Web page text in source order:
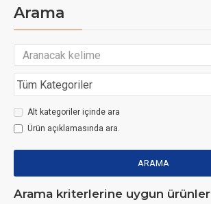
Arama
Alt kategoriler içinde ara
Ürün açıklamasında ara.
ARAMA
Arama kriterlerine uygun ürünler